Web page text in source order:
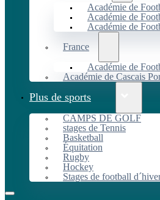
Académie de
Académie de
Académie de
France
Académie de
Académie de Cascais
Plus de sports
CAMPS DE GOLF
stages de Tennis
Basketball
Équitation
Rugby
Hockey
Stages de football